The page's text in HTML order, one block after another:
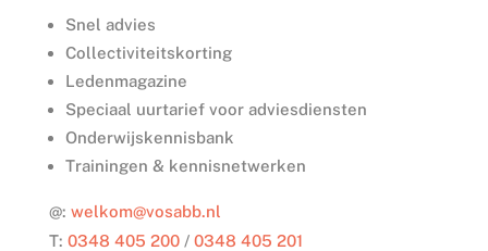
Snel advies
Collectiviteitskorting
Ledenmagazine
Speciaal uurtarief voor adviesdiensten
Onderwijskennisbank
Trainingen & kennisnetwerken
@: welkom@vosabb.nl
T: 0348 405 200/ 0348 405 201